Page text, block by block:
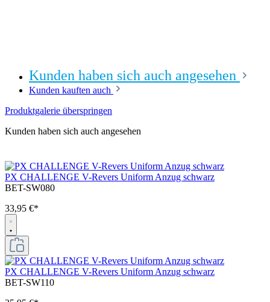
Kunden haben sich auch angesehen
Kunden kauften auch
Produktgalerie überspringen
Kunden haben sich auch angesehen
PX CHALLENGE V-Revers Uniform Anzug schwarz
BET-SW080
33,95 €*
PX CHALLENGE V-Revers Uniform Anzug schwarz
BET-SW110